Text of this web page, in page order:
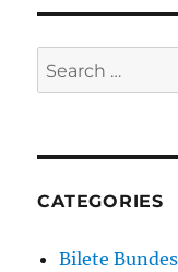
Search
for:
CATEGORIES
Bilete